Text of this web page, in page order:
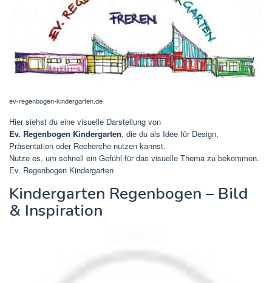
ev-regenbogen-kindergarten.de
Hier siehst du eine visuelle Darstellung von
Ev. Regenbogen Kindergarten, die du als Idee für Design,
Präsentation oder Recherche nutzen kannst.
Nutze es, um schnell ein Gefühl für das visuelle Thema zu bekommen.
Ev. Regenbogen Kindergarten
Kindergarten Regenbogen – Bild
& Inspiration